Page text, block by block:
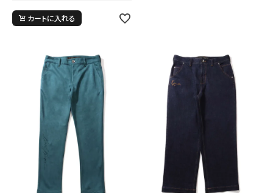
カートに入れる